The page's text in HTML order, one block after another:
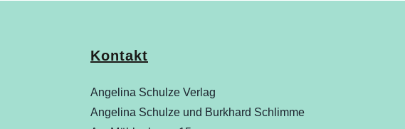
Kontakt
Angelina Schulze Verlag
Angelina Schulze und Burkhard Schlimme